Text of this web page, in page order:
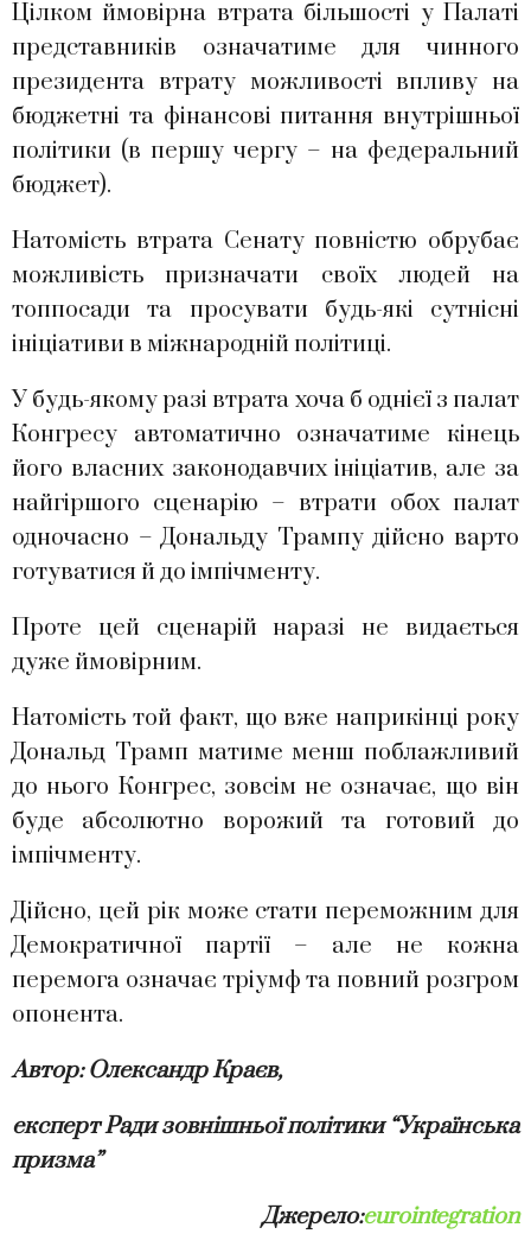
Цілком ймовірна втрата більшості у Палаті
представників означатиме для чинного
президента втрату можливості впливу на
бюджетні та фінансові питання внутрішньої
політики (в першу чергу – на федеральний
бюджет).
Натомість втрата Сенату повністю обрубає
можливість призначати своїх людей на
топпосади та просувати будь-які сутнісні
ініціативи в міжнародній політиці.
У будь-якому разі втрата хоча б однієї з палат
Конгресу автоматично означатиме кінець
його власних законодавчих ініціатив, але за
найгіршого сценарію – втрати обох палат
одночасно – Дональду Трампу дійсно варто
готуватися й до імпічменту.
Проте цей сценарій наразі не видається
дуже ймовірним.
Натомість той факт, що вже наприкінці року
Дональд Трамп матиме менш поблажливий
до нього Конгрес, зовсім не означає, що він
буде абсолютно ворожий та готовий до
імпічменту.
Дійсно, цей рік може стати переможним для
Демократичної партії – але не кожна
перемога означає тріумф та повний розгром
опонента.
Автор: Олександр Краєв,
експерт Ради зовнішньої політики “Українська
призма”
Джерело:eurointegration